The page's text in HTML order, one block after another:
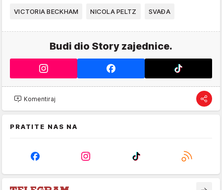
VICTORIA BECKHAM NICOLA PELTZ SVAĐA
Budi dio Story zajednice.
Komentiraj
PRATITE NAS NA